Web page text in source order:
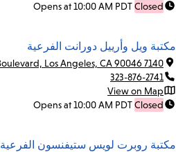
Closed
Opens at 10:00 AM PDT
مكتبة ويل وأرييل دورانت الفرعية
7140 W. Sunset Boulevard, Los Angeles, CA 90046
323-876-2741
View on Map
Closed
Opens at 10:00 AM PDT
مكتبة روبرت لويس ستيفنسون الفرعية